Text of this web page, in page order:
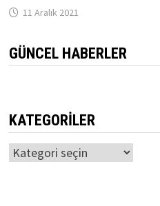
11 Aralık 2021
GÜNCEL HABERLER
KATEGORILER
Kategoriler